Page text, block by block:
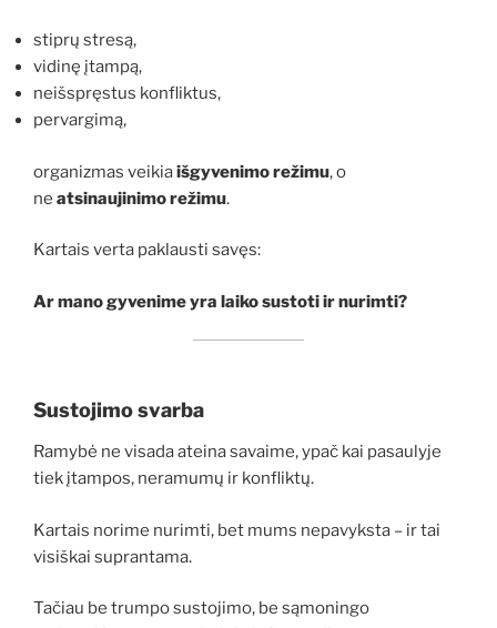
stiprų stresą,
vidinę įtampą,
neišspręstus konfliktus,
pervargimą,
organizmas veikiaišgyvenimo režimu, o
ne atsinaujinimo režimu.
Kartais verta paklausti savęs:
Ar mano gyvenime yra laiko sustoti ir nurimti?
Sustojimo svarba
Ramybė ne visada ateina savaime, ypač kai pasaulyje
tiek įtampos, neramumų ir konfliktų.
Kartais norime nurimti, bet mums nepavyksta – ir tai
visiškai suprantama.
Tačiau be trumpo sustojimo, be sąmoningo